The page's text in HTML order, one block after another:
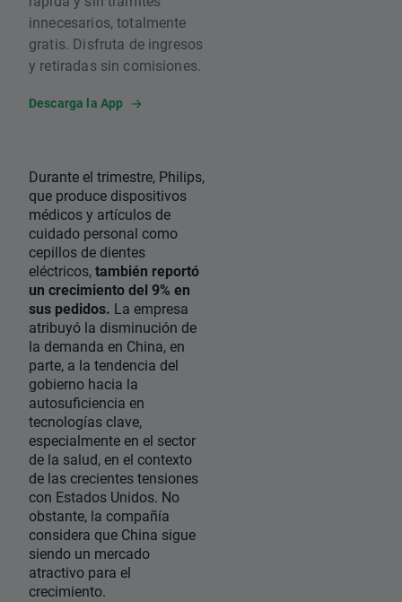
innecesarios, totalmente
gratis. Disfruta de ingresos
y retiradas sin comisiones.
Descarga la App
Durante el trimestre, Philips,
que produce dispositivos
médicos y artículos de
cuidado personal como
cepillos de dientes
eléctricos,también reportó
un crecimiento del 9% en
sus pedidos. La empresa
atribuyó la disminución de
la demanda en China, en
parte, a la tendencia del
gobierno hacia la
autosuficiencia en
tecnologías clave,
especialmente en el sector
de la salud, en el contexto
de las crecientes tensiones
con Estados Unidos. No
obstante, la compañía
considera que China sigue
siendo un mercado
atractivo para el
crecimiento.